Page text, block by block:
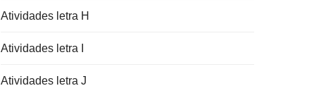
Atividades letra H
Atividades letra I
Atividades letra J